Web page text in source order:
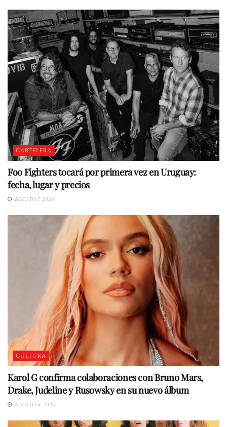
CARTELERA
Foo Fighters tocará por primera vez en Uruguay:
fecha, lugar y precios
AGOSTO 7, 2026
CULTURA
Karol G confirma colaboraciones con Bruno Mars,
Drake, Judeline y Rusowsky en su nuevo álbum
AGOSTO 6, 2026